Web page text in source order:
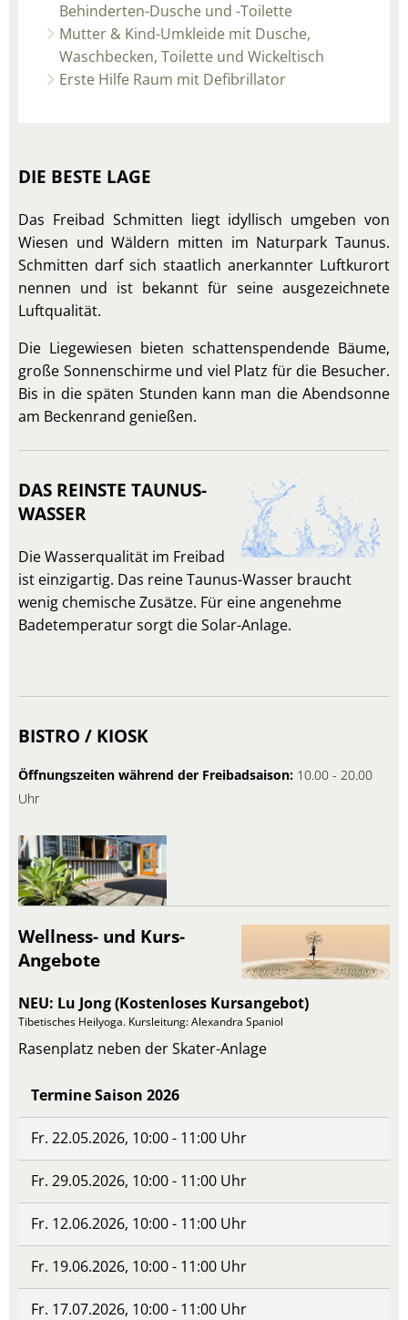
Behinderten-Dusche und -Toilette
Mutter & Kind-Umkleide mit Dusche,
Waschbecken, Toilette und Wickeltisch
Erste Hilfe Raum mit Defibrillator
DIE BESTE LAGE
Das Freibad Schmitten liegt idyllisch umgeben von
Wiesen und Wäldern mitten im Naturpark Taunus.
Schmitten darf sich staatlich anerkannter Luftkurort
nennen und ist bekannt für seine ausgezeichnete
Luftqualität.
Die Liegewiesen bieten schattenspendende Bäume,
große Sonnenschirme und viel Platz für die Besucher.
Bis in die späten Stunden kann man die Abendsonne
am Beckenrand genießen.
DAS REINSTE TAUNUS-
WASSER
Die Wasserqualität im Freibad
ist einzigartig. Das reine Taunus-Wasser braucht
wenig chemische Zusätze. Für eine angenehme
Badetemperatur sorgt die Solar-Anlage.
BISTRO / KIOSK
Öffnungszeiten während der Freibadsaison: 10.00 - 20.00
Uhr
Wellness- und Kurs-
Angebote
NEU: Lu Jong (Kostenloses Kursangebot)
Tibetisches Heilyoga. Kursleitung: Alexandra Spaniol
Rasenplatz neben der Skater-Anlage
Termine Saison 2026
Fr. 22.05.2026, 10:00 - 11:00 Uhr
Fr. 29.05.2026, 10:00 - 11:00 Uhr
Fr. 12.06.2026, 10:00 - 11:00 Uhr
Fr. 19.06.2026, 10:00 - 11:00 Uhr
Fr. 17.07.2026, 10:00 - 11:00 Uhr